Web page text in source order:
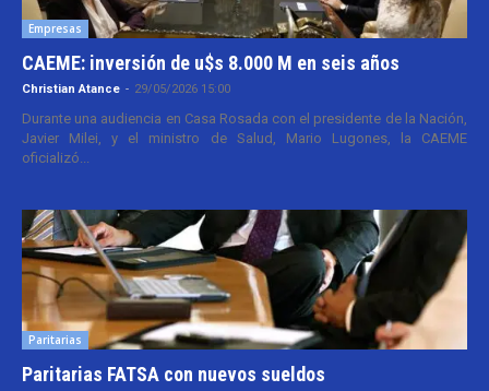
Empresas
CAEME: inversión de u$s 8.000 M en seis años
Christian Atance - 29/05/2026 15:00
Durante una audiencia en Casa Rosada con el presidente de la Nación,
Javier Milei, y el ministro de Salud, Mario Lugones, la CAEME
oficializó...
Paritarias
Paritarias FATSA con nuevos sueldos